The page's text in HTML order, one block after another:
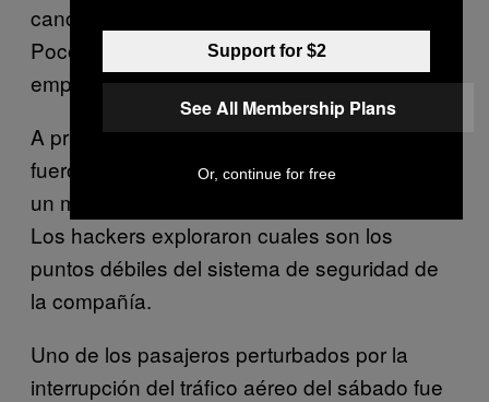
cancelados después de un fallo informático.
Poco después se supo que el software
empleado tenía medio siglo de antigüedad.
A principios de este años dos hackers
fueron
con una recompensa de
un millón de millas aéreas por United Airlines.
Los hackers exploraron cuales son los
puntos débiles del sistema de seguridad de
la compañía.
Uno de los pasajeros perturbados por la
interrupción del tráfico aéreo del sábado fue
Support for $2
See All Membership Plans
Or, continue for free